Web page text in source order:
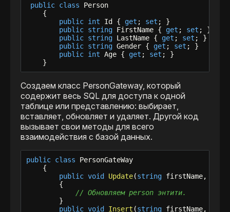
public class Person
    {
public int Id { get ; set ; }
public string FirstName { get ; set ; }
public string LastName { get ; set ; }
public string Gender { get ; set ; }
public int Age { get ; set ; }
    }
Создаем класс PersonGateway, который
содержит весь SQL для доступа к одной
таблице или представлению: выбирает,
вставляет, обновляет и удаляет. Другой код
вызывает свои методы для всего
взаимодействия с базой данных.
public class PersonGateWay
    {
public void Update(string firstName,
        {
// Обновляем person энтити.
        }
public void Insert (string firstName,